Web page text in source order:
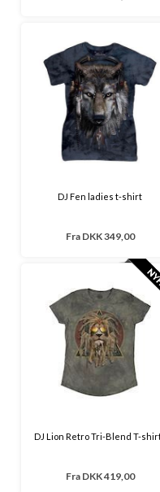
DJ Fen ladies t-shirt
Fra DKK 349,00
DJ Lion Retro Tri-Blend T-
Fra DKK 419,00